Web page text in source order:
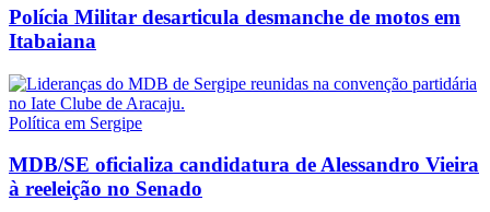
Polícia Militar desarticula desmanche de motos em
Itabaiana
Política em Sergipe
MDB/SE oficializa candidatura de Alessandro Vieira
à reeleição no Senado